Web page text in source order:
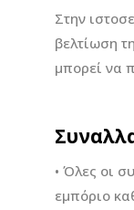
Στην
βελτίωση
μπορεί να
• Όλες οι
εμπόριο